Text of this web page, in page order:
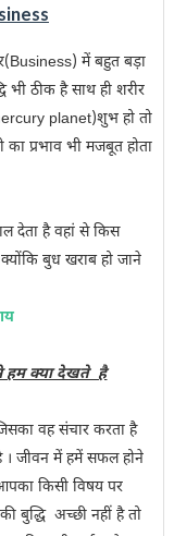
में बहुत बड़ा
भी ठीक है साथ ही शरीर
planet)शुभ हो तो
प्रभाव भी मजबूत होता
देता है वहां से किस
बुध खराब हो जाने
हम क्या देखते है
वह संचार करता है
। जीवन में हमें सफल होने
किसी विषय पर
बुद्धि अच्छी नहीं है तो